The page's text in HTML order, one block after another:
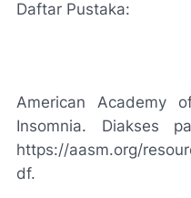
Daftar Pustaka:
American Academy
Insomnia. Diakses
https://aasm.org/
df.